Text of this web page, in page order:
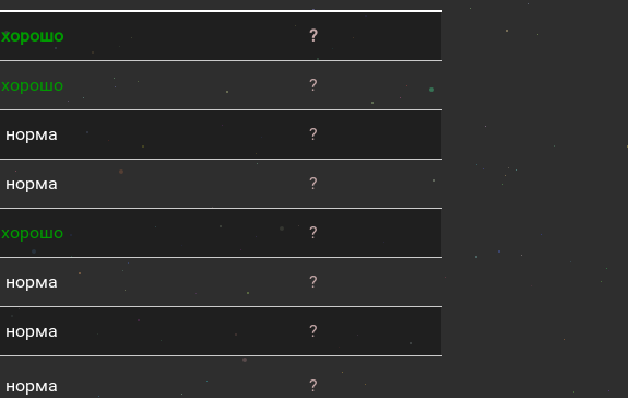
хорошо ?
хорошо ?
норма ?
норма ?
хорошо ?
норма ?
норма ?
норма ?